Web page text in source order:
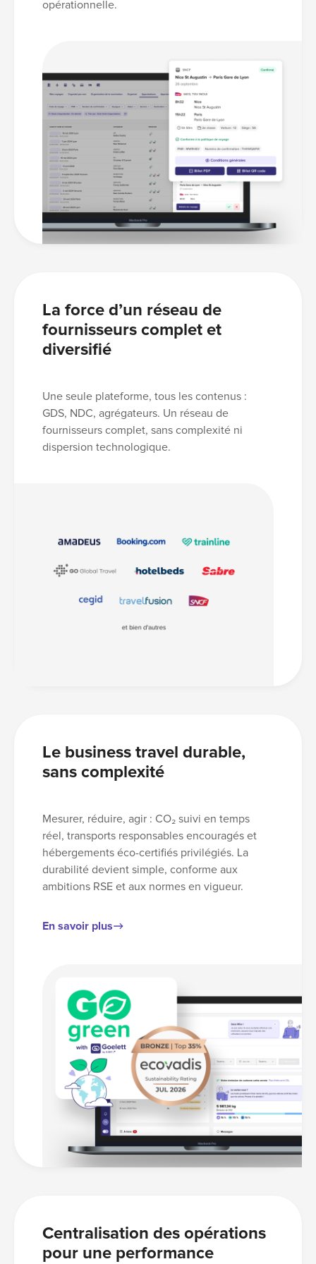
opérationnelle.
La force d’un réseau de
fournisseurs complet et
diversifié
Une seule plateforme, tous les contenus :
GDS, NDC, agrégateurs. Un réseau de
fournisseurs complet, sans complexité ni
dispersion technologique.
Le business travel durable,
sans complexité
Mesurer, réduire, agir : CO₂ suivi en temps
réel, transports responsables encouragés et
hébergements éco-certifiés privilégiés. La
durabilité devient simple, conforme aux
ambitions RSE et aux normes en vigueur.
En savoir plus
Centralisation des opérations
pour une performance